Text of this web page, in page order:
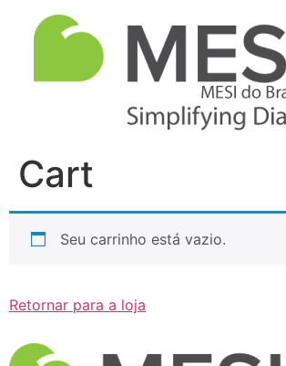
Cart
Seu carrinho está vazio.
Retornar para a loja